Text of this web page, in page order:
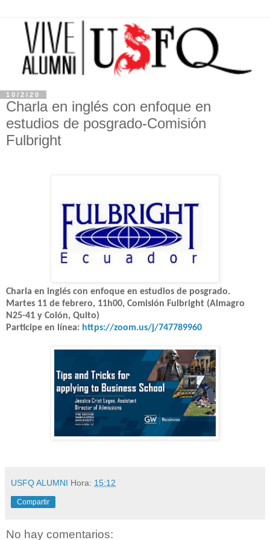
10/2/20
Charla en inglés con enfoque en
estudios de posgrado-Comisión
Fulbright
Charla en inglés con enfoque en estudios de posgrado.
Martes 11 de febrero, 11h00, Comisión Fulbright (Almagro
N25-41 y Colón, Quito)
Participe en línea: https://zoom.us/j/747789960
USFQ ALUMNI Hora: 15:12
Compartir
No hay comentarios: